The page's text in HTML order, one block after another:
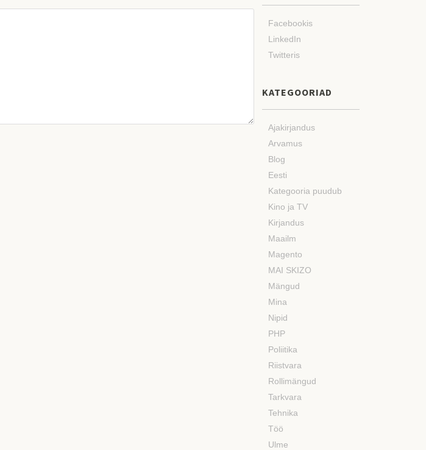
Facebookis
LinkedIn
Twitteris
KATEGOORIAD
Ajakirjandus
Arvamus
Blog
Eesti
Kategooria puudub
Kino ja TV
Kirjandus
Maailm
Magento
MAI SKIZO
Mängud
Mina
Nipid
PHP
Poliitika
Riistvara
Rollimängud
Tarkvara
Tehnika
Töö
Ulme